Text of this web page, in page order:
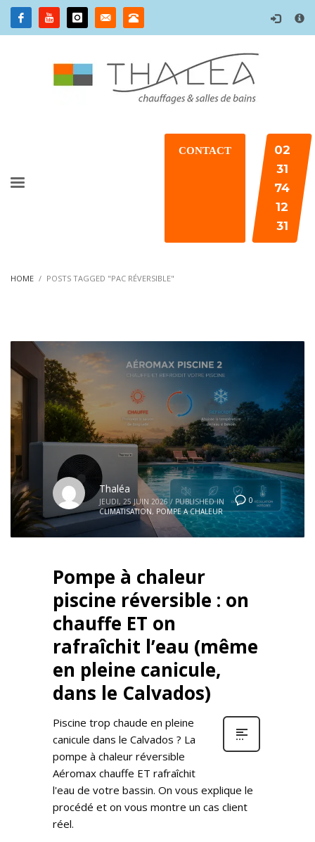
×
CONTACT
02
31
74
12
31
HOME POSTS TAGGED "PAC RÉVERSIBLE"
0
Thaléa
JEUDI, 25 JUIN 2026 / PUBLISHED IN
CLIMATISATION, POMPE A CHALEUR
Pompe à chaleur
piscine réversible : on
chauffe ET on
rafraîchit l’eau (même
en pleine canicule,
dans le Calvados)
Piscine trop chaude en pleine
canicule dans le Calvados ? La
pompe à chaleur réversible
Aéromax chauffe ET rafraîchit
l'eau de votre bassin. On vous explique le
procédé et on vous montre un cas client
réel.